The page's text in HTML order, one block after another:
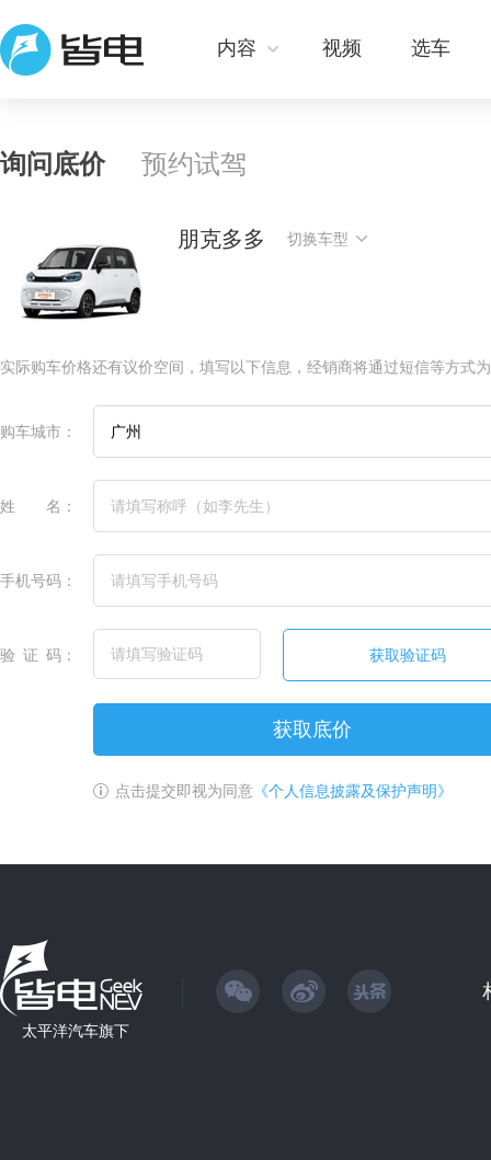
内容 视频 选车
询问底价 预约试驾
朋克多多 切换车型
实际购车价格还有议价空间，填写以下信息，经销商将通过短信等方式
购车城市：
姓 名：
手机号码：
验 证 码：
获取底价
点击提交即视为同意 《个人信息披露及保护声明》
太平洋汽车旗下